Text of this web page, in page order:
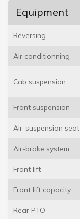
Equipment
Reversing
Air conditionning
Cab suspension
Front suspension
Air-suspension seat
Air-brake system
Front lift
Front lift capacity
Rear PTO